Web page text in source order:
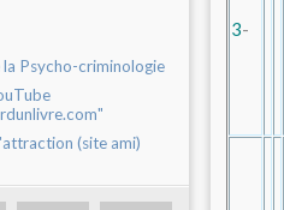
la Psycho-criminologie
(site ami)
3-